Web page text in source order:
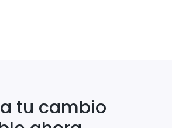
tu cambio